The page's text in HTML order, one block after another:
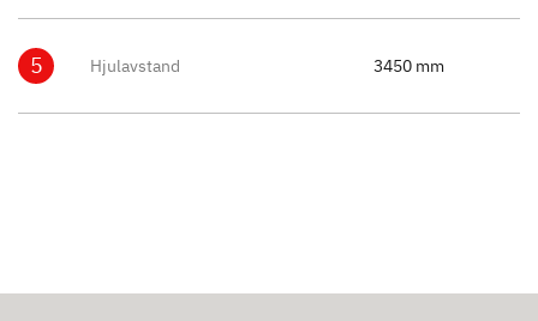
5 Hjulavstand 3450 mm